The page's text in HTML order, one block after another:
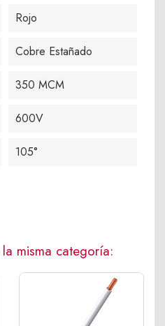
Rojo
Cobre Estañado
350 MCM
600V
105°
misma categoría: